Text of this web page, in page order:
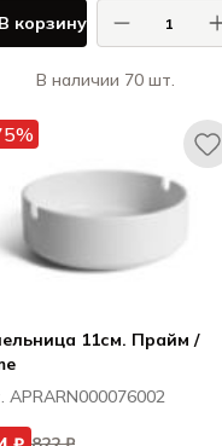
В корзину
В наличии 70 шт.
11см. Прайм /
APRARN000076002